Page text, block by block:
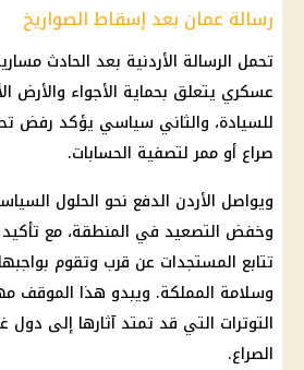
رسالة عمان بعد إسقاط الصواريخ
تحمل الرسالة الأردنية بعد الحادث
عسكري يتعلق بحماية الأجواء والأرض
للسيادة، والثاني سياسي يؤكد رفض
صراع أو ممر لتصفية الحسابات.
ويواصل الأردن الدفع نحو الحلول
وخفض التصعيد في المنطقة، مع
تتابع المستجدات عن قرب وتقوم
وسلامة المملكة. ويبدو هذا الموقف
التوترات التي قد تمتد آثارها إلى
الصراع.